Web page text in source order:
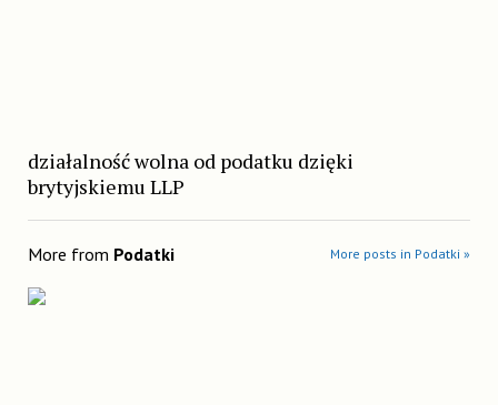
działalność wolna od podatku dzięki
brytyjskiemu LLP
More from Podatki More posts in Podatki »